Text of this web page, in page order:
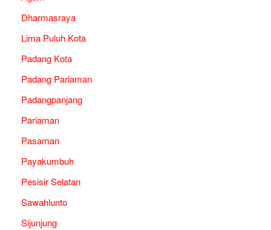
Dharmasraya
Lima Puluh Kota
Padang Kota
Padang Pariaman
Padangpanjang
Pariaman
Pasaman
Payakumbuh
Pesisir Selatan
Sawahlunto
Sijunjung